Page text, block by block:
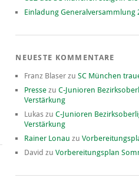
Einladung Generalversammlung
NEUESTE KOMMENTARE
Franz Blaser zuSC München
Presse zuC-Junioren
Verstärkung
Lukas zuC-Junioren
Verstärkung
Rainer Lonau zu
David zuVorbereitungsplan